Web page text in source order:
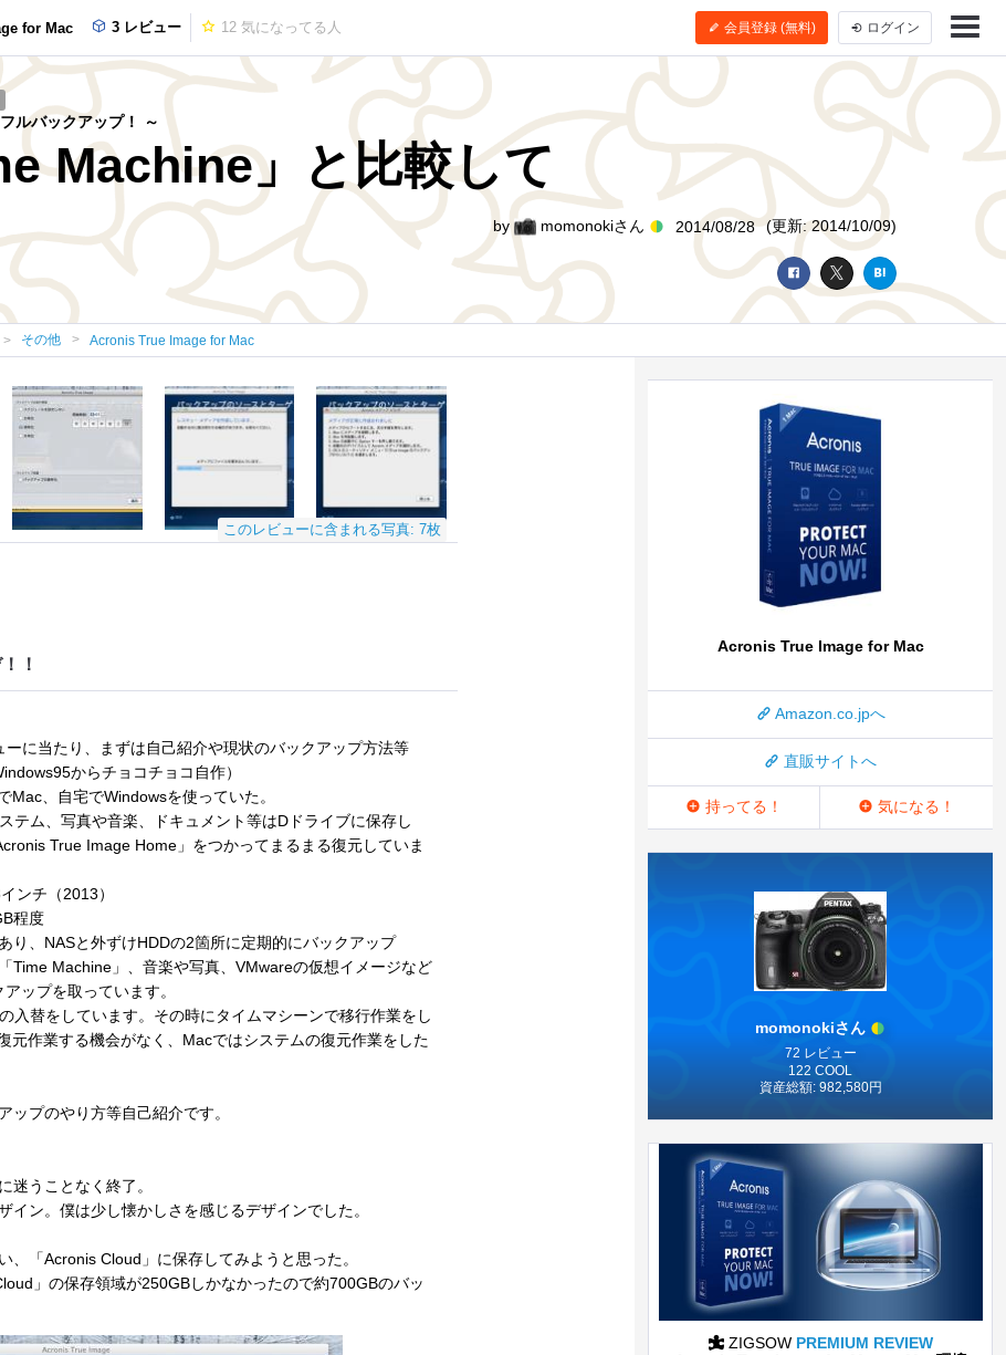
for Mac 3 レビュー 12 気になってる人 会員登録 (無料) ログイン
ルバックアップ！ ～
Machine」と比較して
by momonokiさん 2014/08/28 (更新: 2014/10/09)
その他 Acronis True Image for Mac
このレビューに含まれる写真: 7枚
！
ーに当たり、まずは自己紹介や現状のバックアップ方法等
からチョコチョコ自作）
、自宅でWindowsを使っていた。
テム、写真や音楽、ドキュメント等はDドライブに保存し
True Image Home」をつかってまるまる復元していま
ンチ（2013）
程度
り、NASと外ずけHDDの2箇所に定期的にバックアップ
Time Machine」、音楽や写真、VMwareの仮想イメージなど
ップを取っています。
入替をしています。その時にタイムマシーンで移行作業をし
元作業する機会がなく、Macではシステムの復元作業をした
ップのやり方等自己紹介です。
迷うことなく終了。
イン。僕は少し懐かしさを感じるデザインでした。
、「Acronis Cloud」に保存してみようと思った。
」の保存領域が250GBしかなかったので約700GBのバッ
Acronis True Image for Mac
Amazon.co.jpへ
直販サイトへ
持ってる！ 気になる！
momonokiさん
72 レビュー
122 COOL
資産総額: 982,580円
ZIGSOW PREMIUM REVIEW